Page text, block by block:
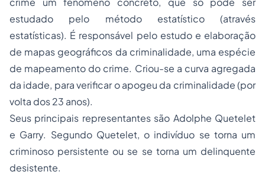
estudado pelo método estatístico (através
estatísticas). É responsável pelo estudo e elaboração
de mapas geográficos da criminalidade, uma espécie
de mapeamento do crime. Criou-se a curva agregada
da idade, para verificar o apogeu da criminalidade (por
volta dos 23 anos).
Seus principais representantes são Adolphe Quetelet
e Garry. Segundo Quetelet, o indivíduo se torna um
criminoso persistente ou se se torna um delinquente
desistente.